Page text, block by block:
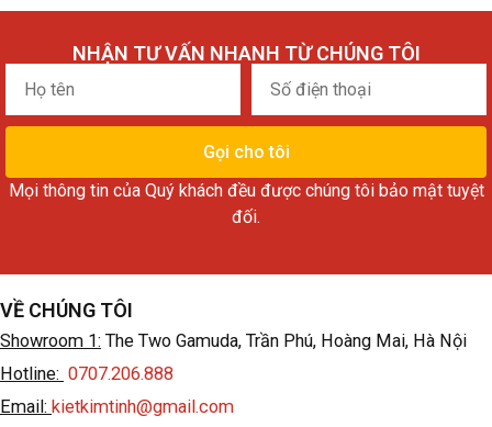
NHẬN TƯ VẤN NHANH TỪ CHÚNG TÔI
Họ
tên
điện
thoại
Gọi cho tôi
Mọi thông tin của Quý khách đều được chúng tôi bảo mật tuyệt
đối.
VỀ CHÚNG TÔI
Showroom 1: The Two Gamuda, Trần Phú, Hoàng Mai, Hà Nội
Hotline: 0707.206.888
Email: kietkimtinh@gmail.com